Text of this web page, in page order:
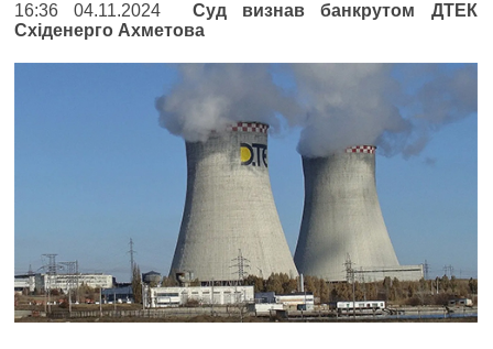
16:36 04.11.2024 Суд визнав банкрутом ДТЕК
Східенерго Ахметова